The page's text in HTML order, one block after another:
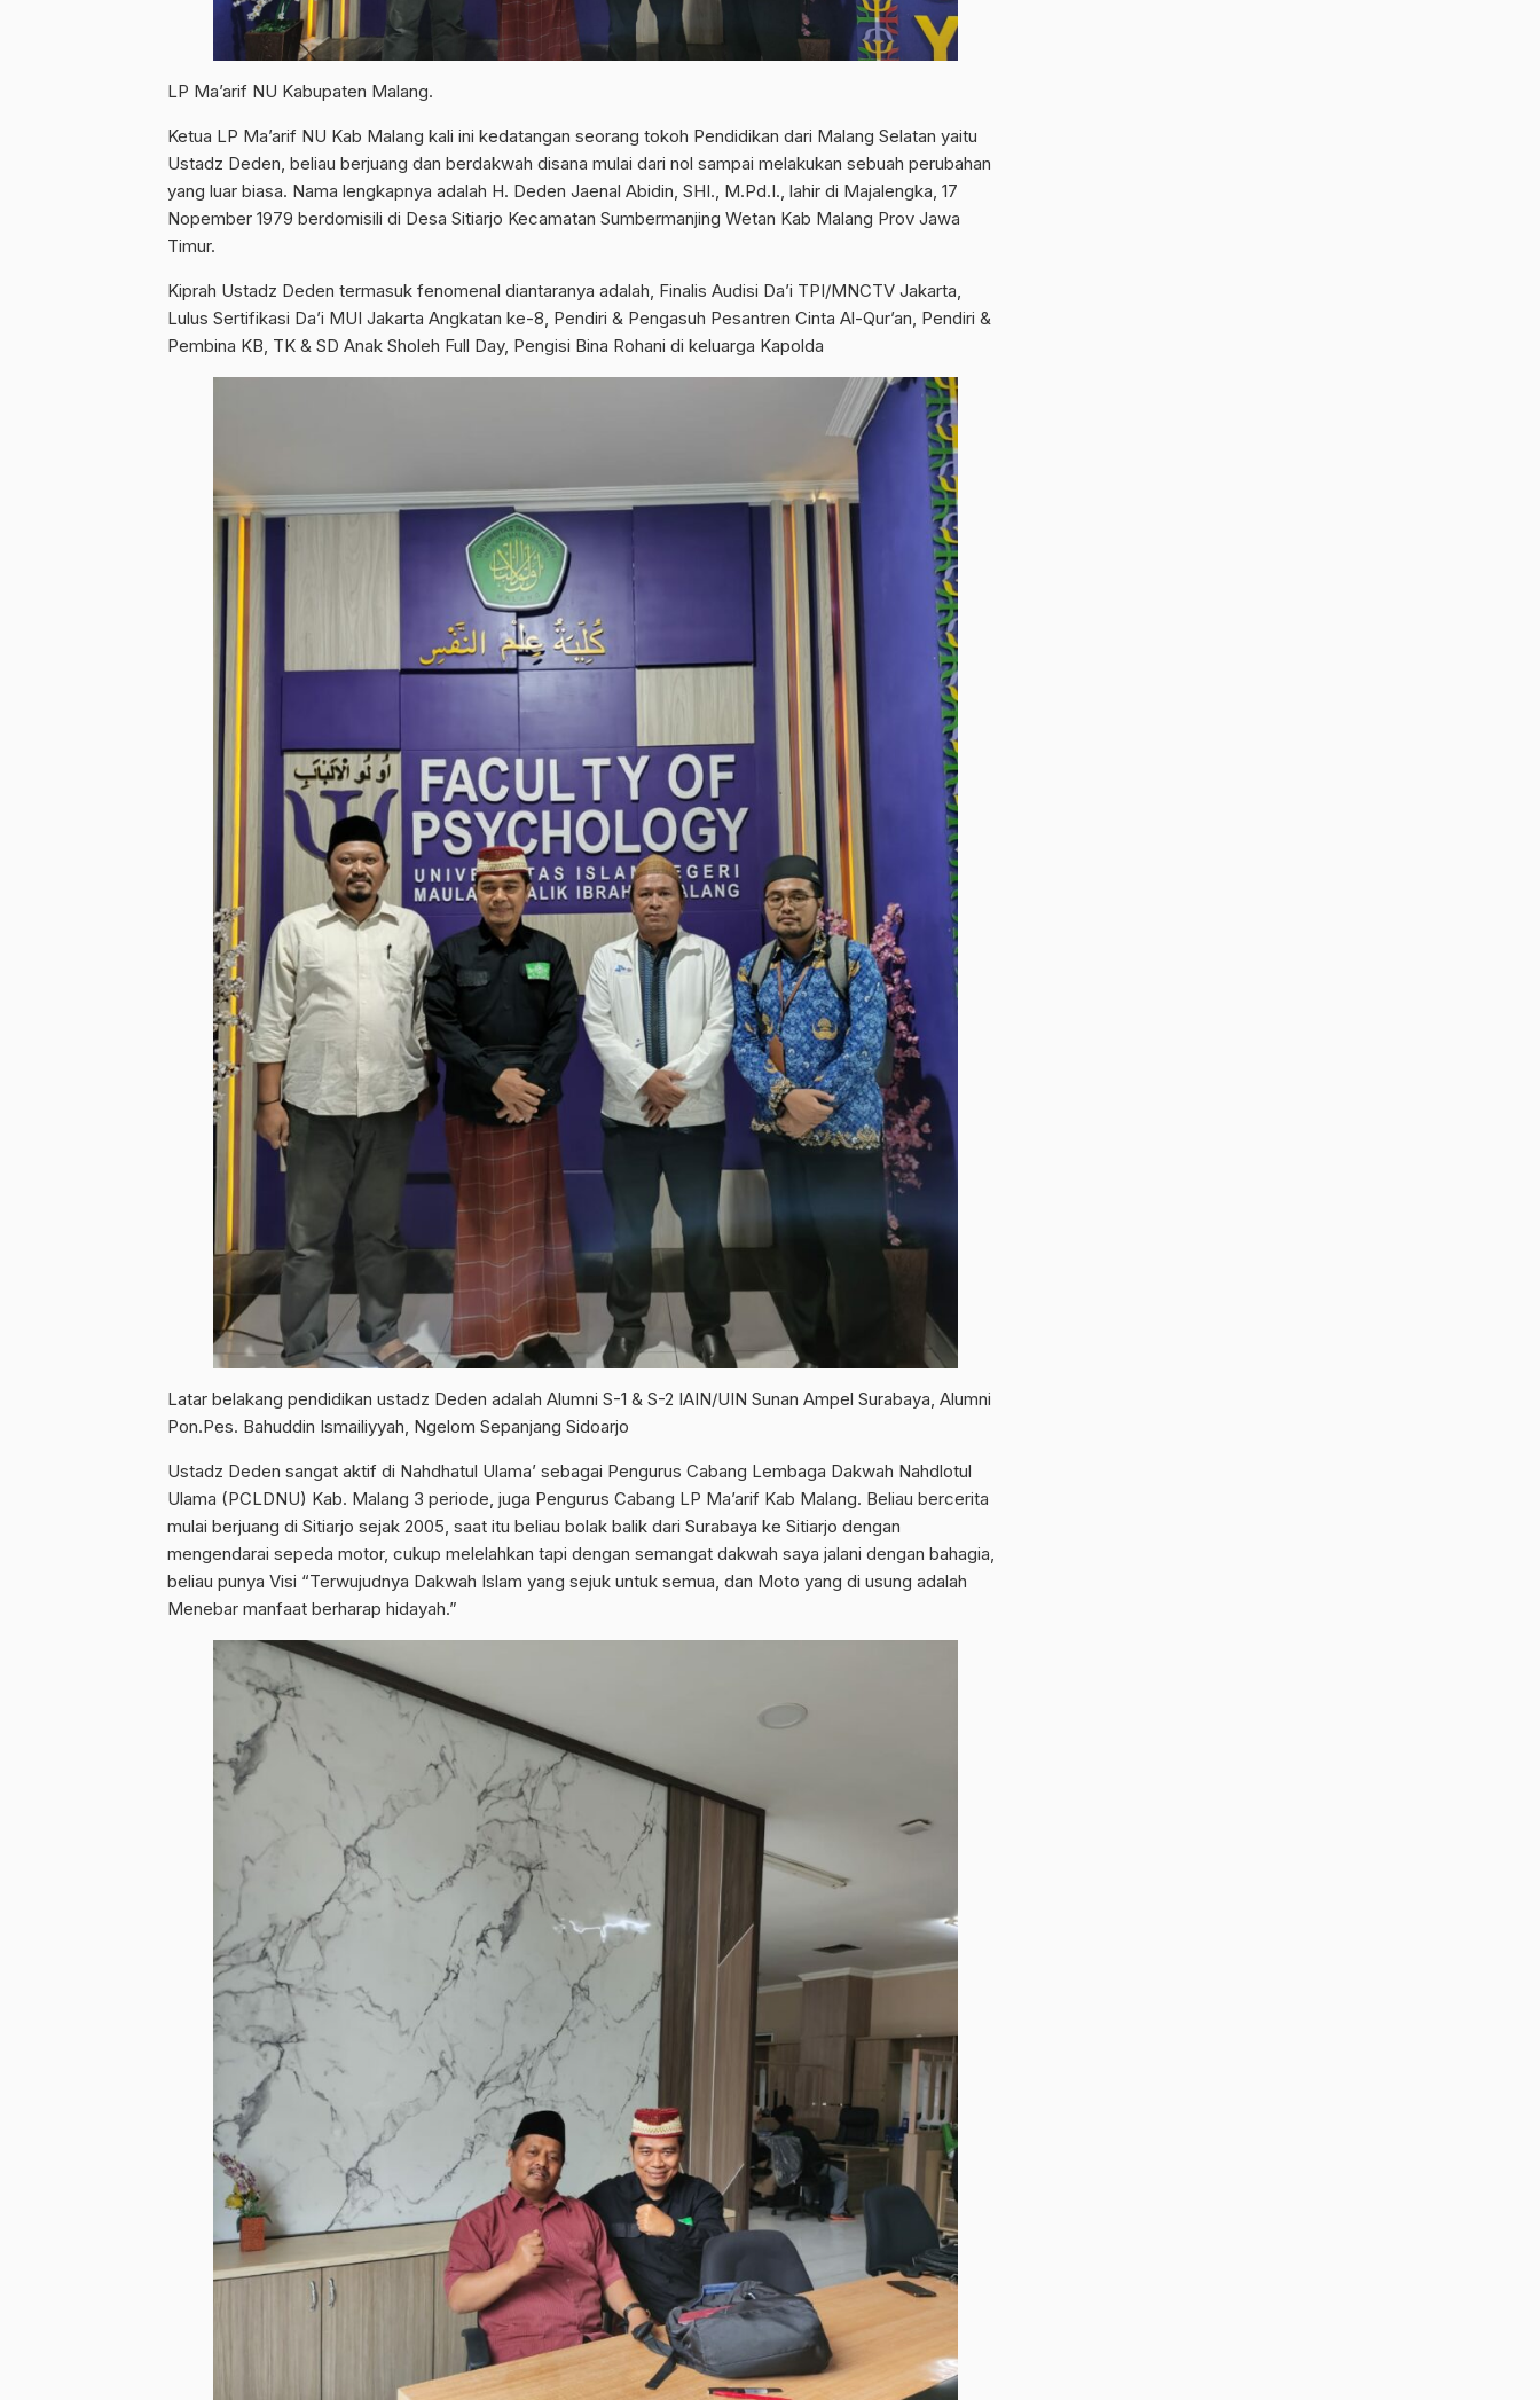
LP Ma’arif NU Kabupaten Malang.
Ketua LP Ma’arif NU Kab Malang kali ini kedatangan seorang tokoh Pendidikan dari Malang Selatan yaitu
Ustadz Deden, beliau berjuang dan berdakwah disana mulai dari nol sampai melakukan sebuah perubahan
yang luar biasa. Nama lengkapnya adalah H. Deden Jaenal Abidin, SHI., M.Pd.I., lahir di Majalengka, 17
Nopember 1979 berdomisili di Desa Sitiarjo Kecamatan Sumbermanjing Wetan Kab Malang Prov Jawa
Timur.
Kiprah Ustadz Deden termasuk fenomenal diantaranya adalah, Finalis Audisi Da’i TPI/MNCTV Jakarta,
Lulus Sertifikasi Da’i MUI Jakarta Angkatan ke-8, Pendiri & Pengasuh Pesantren Cinta Al-Qur’an, Pendiri &
Pembina KB, TK & SD Anak Sholeh Full Day, Pengisi Bina Rohani di keluarga Kapolda
Latar belakang pendidikan ustadz Deden adalah Alumni S-1 & S-2 IAIN/UIN Sunan Ampel Surabaya, Alumni
Pon.Pes. Bahuddin Ismailiyyah, Ngelom Sepanjang Sidoarjo
Ustadz Deden sangat aktif di Nahdhatul Ulama’ sebagai Pengurus Cabang Lembaga Dakwah Nahdlotul
Ulama (PCLDNU) Kab. Malang 3 periode, juga Pengurus Cabang LP Ma’arif Kab Malang. Beliau bercerita
mulai berjuang di Sitiarjo sejak 2005, saat itu beliau bolak balik dari Surabaya ke Sitiarjo dengan
mengendarai sepeda motor, cukup melelahkan tapi dengan semangat dakwah saya jalani dengan bahagia,
beliau punya Visi “Terwujudnya Dakwah Islam yang sejuk untuk semua, dan Moto yang di usung adalah
Menebar manfaat berharap hidayah.”